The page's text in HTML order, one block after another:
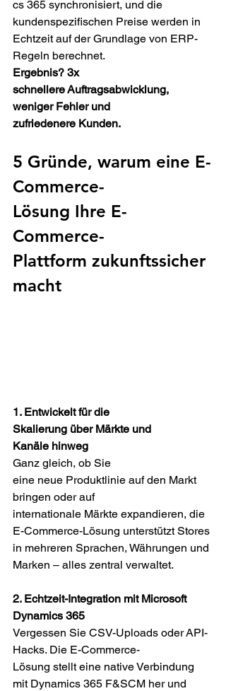
cs 365 synchronisiert, und die
kundenspezifischen Preise werden in
Echtzeit auf der Grundlage von ERP-
Regeln berechnet.
Ergebnis? 3x
schnellere Auftragsabwicklung,
weniger Fehler und
zufriedenere Kunden.
5 Gründe, warum eine E-
Commerce-
Lösung Ihre E-
Commerce-
Plattform zukunftssicher
macht
1. Entwickelt für die
Skalierung über Märkte und
Kanäle hinweg
Ganz gleich, ob Sie
eine neue Produktlinie auf den Markt
bringen oder auf
internationale Märkte expandieren, die
E-Commerce-Lösung unterstützt Stores
in mehreren Sprachen, Währungen und
Marken – alles zentral verwaltet.
2. Echtzeit-Integration mit Microsoft
Dynamics 365
Vergessen Sie CSV-Uploads oder API-
Hacks. Die E-Commerce-
Lösung stellt eine native Verbindung
mit Dynamics 365 F&SCM her und